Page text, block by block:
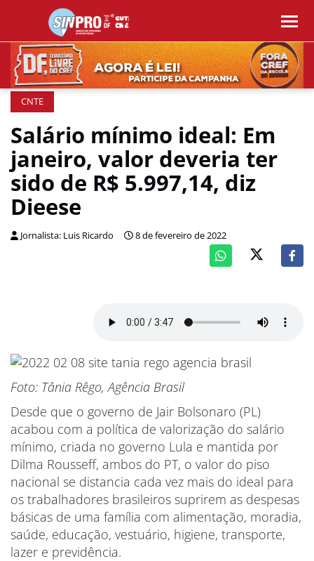
CNTE
Salário mínimo ideal: Em
janeiro, valor deveria ter
sido de R$ 5.997,14, diz
Dieese
Jornalista: Luis Ricardo 8 de fevereiro de 2022
Foto: Tânia Rêgo, Agência Brasil
Desde que o governo de Jair Bolsonaro (PL)
acabou com a política de valorização do salário
mínimo, criada no governo Lula e mantida por
Dilma Rousseff, ambos do PT, o valor do piso
nacional se distancia cada vez mais do ideal para
os trabalhadores brasileiros suprirem as despesas
básicas de uma família com alimentação, moradia,
saúde, educação, vestuário, higiene, transporte,
lazer e previdência.